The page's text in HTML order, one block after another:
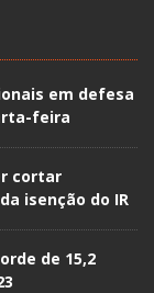
em defesa
feira
cortar
isenção do IR
de 15,2